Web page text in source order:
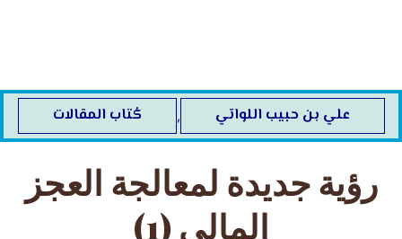
علي بن حبيب اللواتي , كُتاب المقالات
رؤية جديدة لمعالجة العجز
المالي (1)